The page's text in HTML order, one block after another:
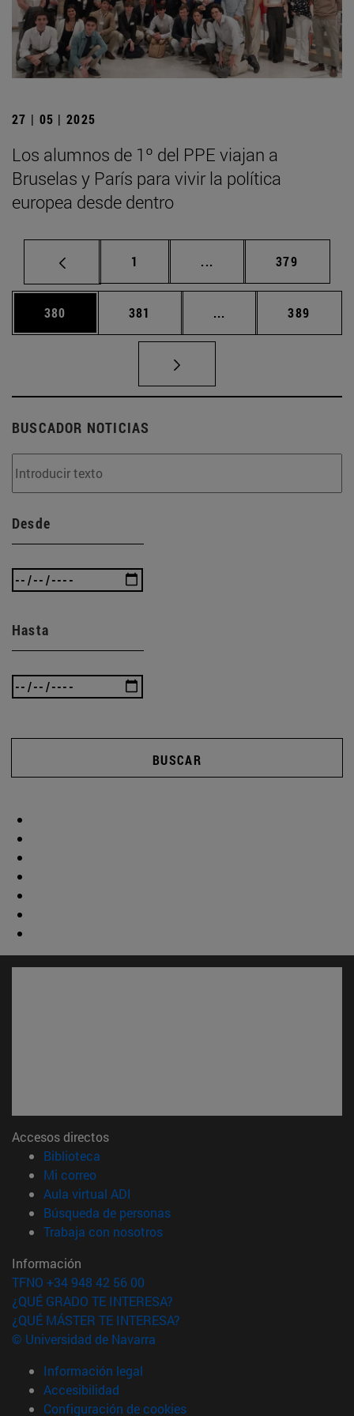
27 | 05 | 2025
Los alumnos de 1º del PPE viajan a
Bruselas y París para vivir la política
europea desde dentro
Página
1 ... Páginas intermedias
Página
379
Página
380 Página
381 ... Páginas intermedias
Página
389
BUSCADOR NOTICIAS
Desde
Hasta
BUSCAR
Accesos directos
Biblioteca
Mi correo(abre en nueva ventana)
Aula virtual ADI
Búsqueda de personas(abre en nueva ventana)
Trabaja con nosotros(abre en nueva ventana)
Información
TFNO +34 948 42 56 00
¿QUÉ GRADO TE INTERESA?
¿QUÉ MÁSTER TE INTERESA?
© Universidad de Navarra
Información legal
Accesibilidad
Configuración de cookies